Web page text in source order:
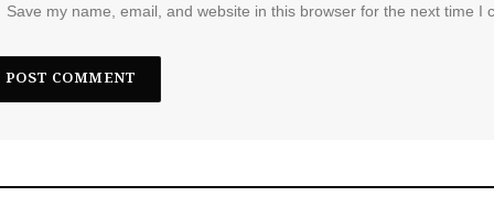
Save my name, email, and website in this browser for the next time I